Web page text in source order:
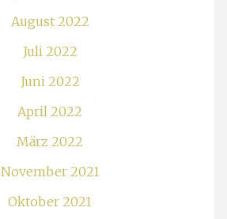
August 2022
Juli 2022
Juni 2022
April 2022
März 2022
November 2021
Oktober 2021